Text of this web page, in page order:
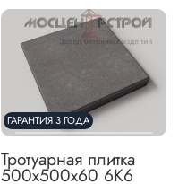
ГАРАНТИЯ 3 ГОДА
Тротуарная плитка
500х500х60 6К6